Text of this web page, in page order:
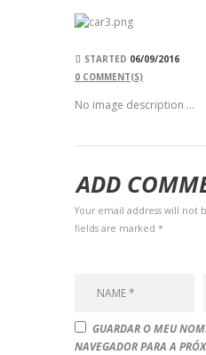
STARTED 06/09/2016
0 COMMENT(S)
No image description ...
ADD
Your email address will not
fields are marked *
GUARDAR O MEU
NAVEGADOR PARA A